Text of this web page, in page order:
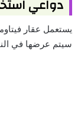
دواعي
يستعمل عقار
سيتم عرضها في